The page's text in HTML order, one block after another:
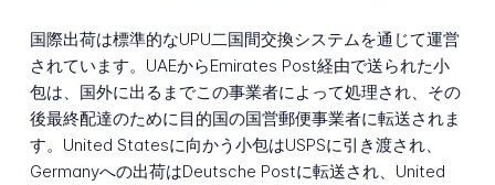
国際出荷は標準的なUPU二国間交換システムを通じて運営
されています。UAEからEmirates Post経由で送られた小
包は、国外に出るまでこの事業者によって処理され、その
後最終配達のために目的国の国営郵便事業者に転送されま
す。United Statesに向かう小包はUSPSに引き渡され、
Germanyへの出荷はDeutsche Postに転送され、United